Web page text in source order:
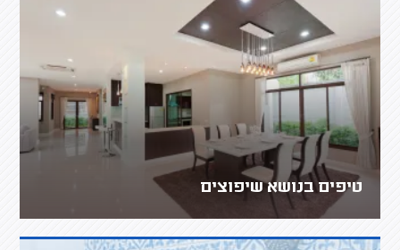
טיפים בנושא שיפוצים